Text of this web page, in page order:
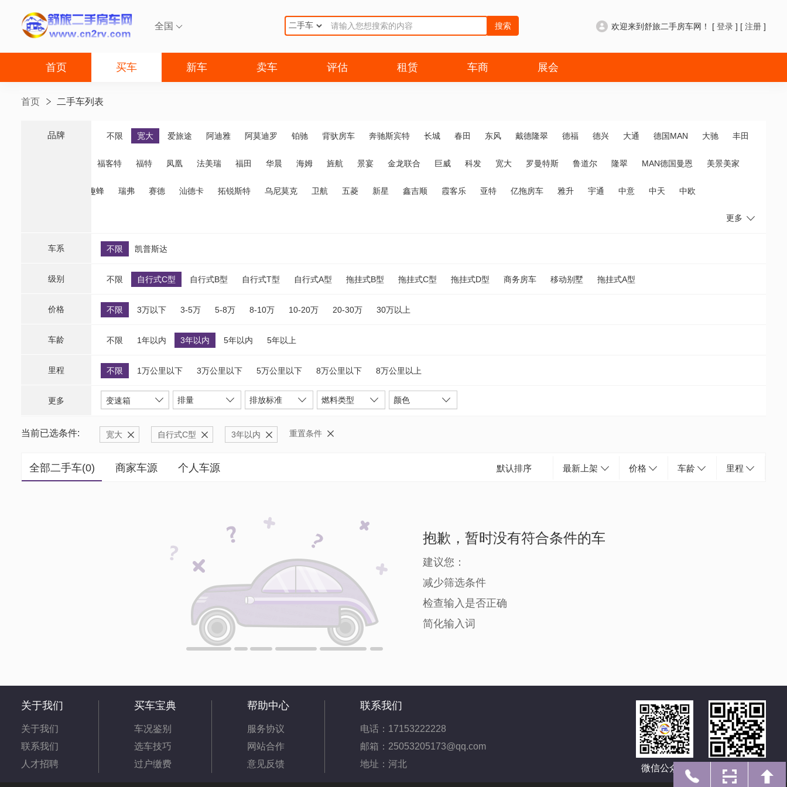
全国  搜索 欢迎来到舒旅二手房车网！ [ 登录 ] [ 注册 ]
首页 买车 新车 卖车 评估 租赁 车商 展会
首页 二手车列表
品牌 不限 宽大 爱旅途 阿迪雅 阿莫迪罗 铂驰 背驮房车 奔驰斯宾特 长城 春田 东风 戴德隆翠 德福 德兴 大通 德国MAN 大驰 丰田
福客特 福特 凤凰 法美瑞 福田 华晨 海姆 旌航 景宴 金龙联合 巨威 科发 宽大 罗曼特斯 鲁道尔 隆翠 MAN德国曼恩 美景美家
趣蜂 瑞弗 赛德 汕德卡 拓锐斯特 乌尼莫克 卫航 五菱 新星 鑫吉顺 霞客乐 亚特 亿拖房车 雅升 宇通 中意 中天 中欧
更多
品牌
车系 不限 凯普斯达
级别 不限 自行式C型 自行式B型 自行式T型 自行式A型 拖挂式B型 拖挂式C型 拖挂式D型 商务房车 移动别墅 拖挂式A型
价格 不限 3万以下 3-5万 5-8万 8-10万 10-20万 20-30万 30万以上
车龄 不限 1年以内 3年以内 5年以内 5年以上
里程 不限 1万公里以下 3万公里以下 5万公里以下 8万公里以下 8万公里以上
更多 变速箱 排量 排放标准 燃料类型 颜色
当前已选条件: 宽大 自行式C型 3年以内 重置条件
全部二手车(0) 商家车源 个人车源 默认排序 最新上架 价格 车龄 里程
抱歉，暂时没有符合条件的车
建议您：
减少筛选条件
检查输入是否正确
简化输入词
关于我们
关于我们
联系我们
人才招聘
买车宝典
车况鉴别
选车技巧
过户缴费
帮助中心
服务协议
网站合作
意见反馈
联系我们
电话：17153222228
邮箱：25053205173@qq.com
地址：河北
微信公众号 手机网址